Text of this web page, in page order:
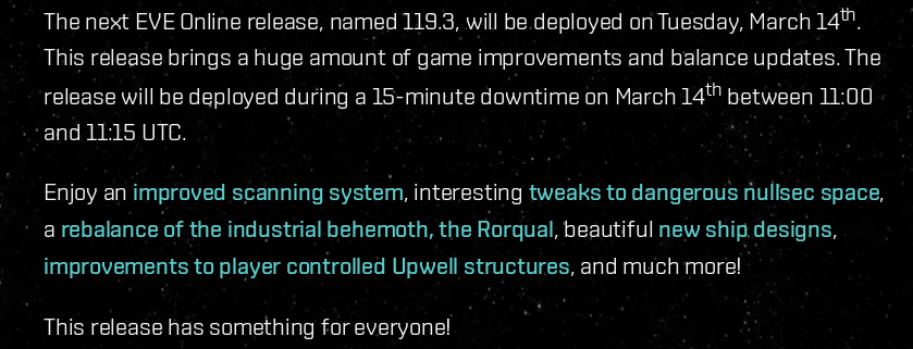
The next EVE Online release, named 119.3, will be deployed on Tuesday, March 14th.
This release brings a huge amount of game improvements and balance updates. The
release will be deployed during a 15-minute downtime on March 14th between 11:00
and 11:15 UTC.
Enjoy an improved scanning system, interesting tweaks to dangerous nullsec space,
a rebalance of the industrial behemoth, the Rorqual, beautiful new ship designs,
improvements to player controlled Upwell structures, and much more!
This release has something for everyone!